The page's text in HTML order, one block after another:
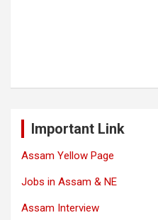
Important Link
Assam Yellow Page
Jobs in Assam & NE
Assam Interview